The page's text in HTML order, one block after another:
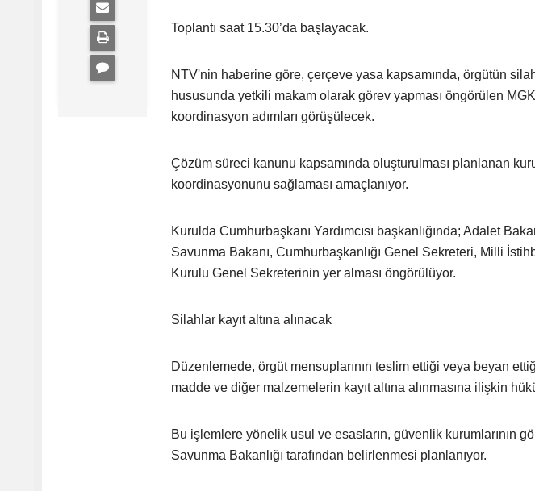
Toplantı saat 15.30’da başlayacak.
NTV'nin haberine göre, çerçeve yasa kapsamında, örgütün
hususunda yetkili makam olarak görev yapması öngörülen
koordinasyon adımları görüşülecek.
Çözüm süreci kanunu kapsamında oluşturulması planlanan
koordinasyonunu sağlaması amaçlanıyor.
Kurulda Cumhurbaşkanı Yardımcısı başkanlığında; Adalet
Savunma Bakanı, Cumhurbaşkanlığı Genel Sekreteri, Milli
Kurulu Genel Sekreterinin yer alması öngörülüyor.
Silahlar kayıt altına alınacak
Düzenlemede, örgüt mensuplarının teslim ettiği veya beyan
madde ve diğer malzemelerin kayıt altına alınmasına ilişkin
Bu işlemlere yönelik usul ve esasların, güvenlik kurumlarının
Savunma Bakanlığı tarafından belirlenmesi planlanıyor.